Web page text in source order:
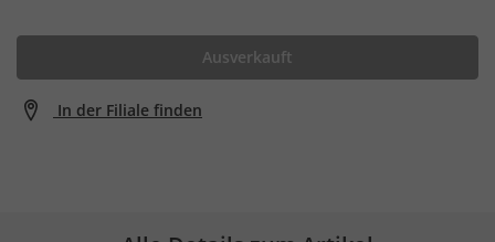
Ausverkauft
In der Filiale finden